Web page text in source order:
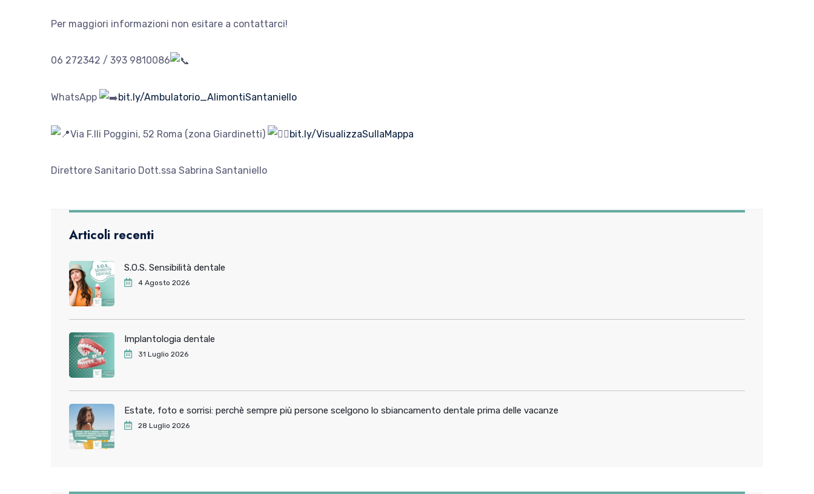
Per maggiori informazioni non esitare a contattarci!
06 272342 / 393 9810086
WhatsApp bit.ly/Ambulatorio_AlimontiSantaniello
Via F.lli Poggini, 52 Roma (zona Giardinetti) bit.ly/VisualizzaSullaMappa
Direttore Sanitario Dott.ssa Sabrina Santaniello
Articoli recenti
S.O.S. Sensibilità dentale
4 Agosto 2026
Implantologia dentale
31 Luglio 2026
Estate, foto e sorrisi: perchè sempre più persone scelgono lo sbiancamento dentale prima delle vacanze
28 Luglio 2026